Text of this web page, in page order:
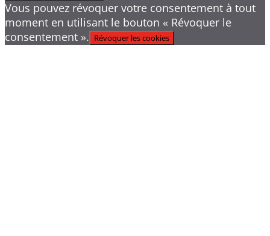
Vous pouvez révoquer votre consentement à tout
moment en utilisant le bouton « Révoquer le
consentement ». Révoquer les cookies